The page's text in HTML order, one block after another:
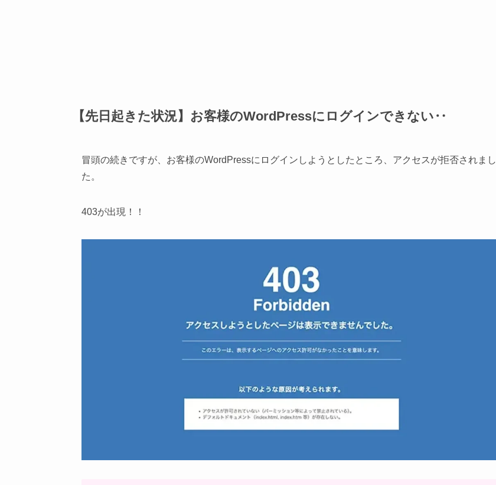
【先日起きた状況】お客様のWordPressにログインできない‥
冒頭の続きですが、お客様のWordPressにログインしようとしたところ、アクセスが拒否されまし
た。
403が出現！！